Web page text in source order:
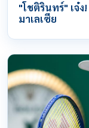
"โชติรินทร์" เจ๋
มาเลเซีย